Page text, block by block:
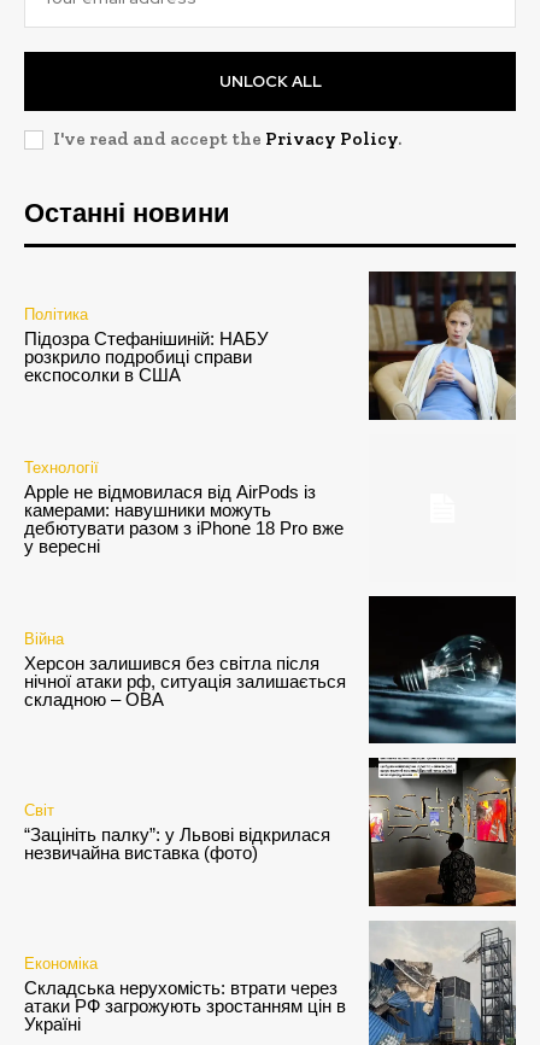
UNLOCK ALL
I've read and accept the Privacy Policy.
Останні новини
Політика
Підозра Стефанішиній: НАБУ
розкрило подробиці справи
експосолки в США
Технології
Apple не відмовилася від AirPods із
камерами: навушники можуть
дебютувати разом з iPhone 18 Pro вже
у вересні
Війна
Херсон залишився без світла після
нічної атаки рф, ситуація залишається
складною – ОВА
Світ
“Зацініть палку”: у Львові відкрилася
незвичайна виставка (фото)
Економіка
Складська нерухомість: втрати через
атаки РФ загрожують зростанням цін в
Україні